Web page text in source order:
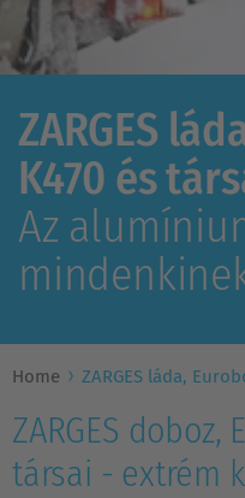
ZARGES
K470 és
Az
Home ZARGES láda,
ZARGES doboz,
társai - extrém